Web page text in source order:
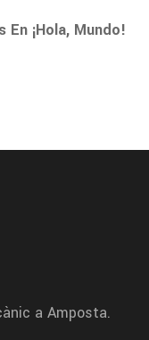
En ¡Hola, Mundo!
a Amposta.